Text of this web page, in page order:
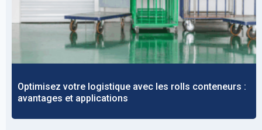
Optimisez votre logistique avec les rolls conteneurs :
avantages et applications